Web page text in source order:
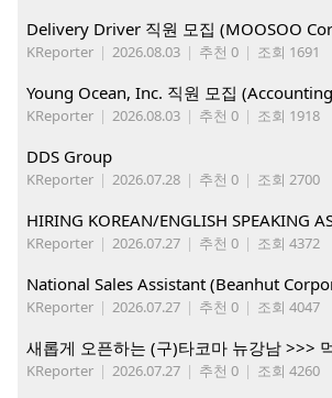
Delivery Driver 직원 모집 (MOOSOO
KReporter | 2026.08.03 | 추천 0 | 조회 1691
KReporter | 2026.08.03 | 추천 0 | 조회 1918
DDS Group
KReporter | 2026.07.28 | 추천 0 | 조회 2700
KReporter | 2026.07.27 | 추천 0 | 조회 4372
National Sales Assistant (Beanhut
KReporter | 2026.07.27 | 추천 0 | 조회 4047
KReporter | 2026.07.27 | 추천 0 | 조회 4260